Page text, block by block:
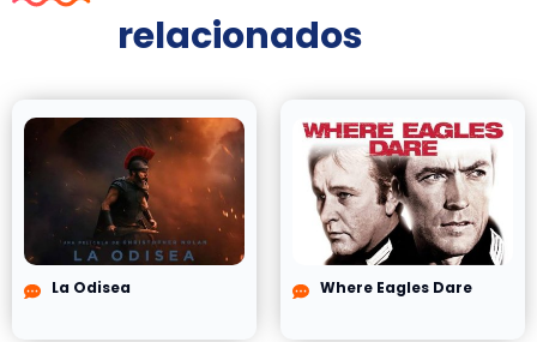
relacionados
La Odisea Where Eagles Dare